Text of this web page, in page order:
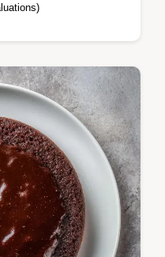
aérien avec
chocolat